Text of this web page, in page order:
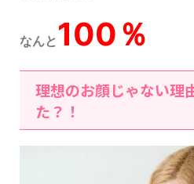
なんと 100％
理想のお顔じゃない
た？！